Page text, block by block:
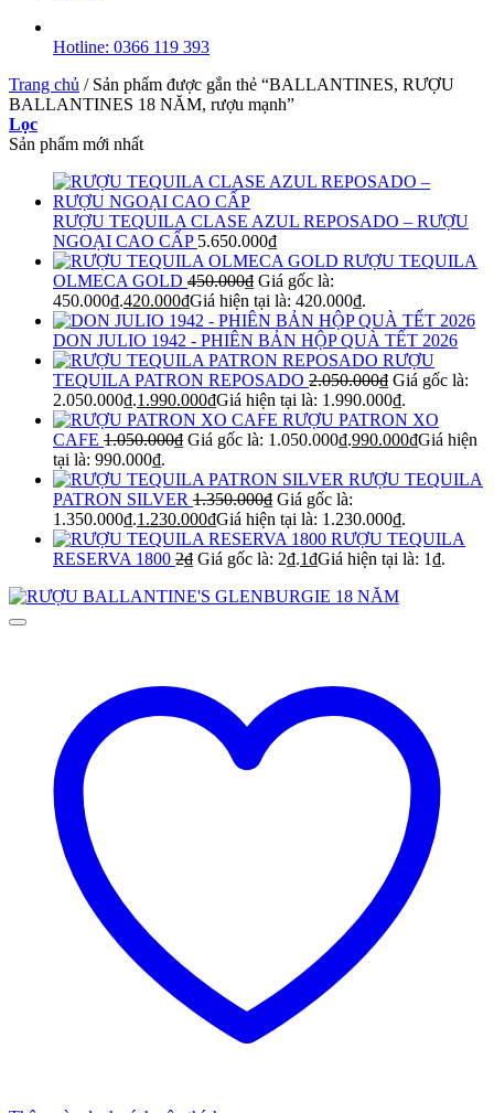
Hotline: 0366 119 393
Trang chủ /Sản phẩm được gắn thẻ “BALLANTINES, RƯỢU
BALLANTINES 18 NĂM, rượu mạnh”
Lọc
Sản phẩm mới nhất
RƯỢU TEQUILA CLASE AZUL REPOSADO – RƯỢU
NGOẠI CAO CẤP 5.650.000₫
RƯỢU TEQUILA
OLMECA GOLD 450.000₫ Giá gốc là:
450.000₫.420.000₫Giá hiện tại là: 420.000₫.
DON JULIO 1942 - PHIÊN BẢN HỘP QUÀ TẾT 2026
RƯỢU
TEQUILA PATRON REPOSADO 2.050.000₫ Giá gốc là:
2.050.000₫.1.990.000₫Giá hiện tại là: 1.990.000₫.
RƯỢU PATRON XO
CAFE 1.050.000₫ Giá gốc là: 1.050.000₫.990.000₫Giá hiện
tại là: 990.000₫.
RƯỢU TEQUILA
PATRON SILVER 1.350.000₫ Giá gốc là:
1.350.000₫.1.230.000₫Giá hiện tại là: 1.230.000₫.
RƯỢU TEQUILA
RESERVA 1800 2₫ Giá gốc là: 2₫.1₫Giá hiện tại là: 1₫.